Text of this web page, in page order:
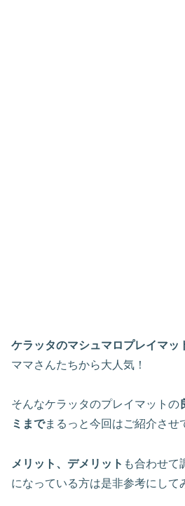
ケラッタのマシュマロプレイマッ
ママさんたちから大人気！
そんなケラッタのプレイマットの
ミまでまるっと今回はご紹介させ
メリット、デメリット も合わせて
になっている方は是非参考にして